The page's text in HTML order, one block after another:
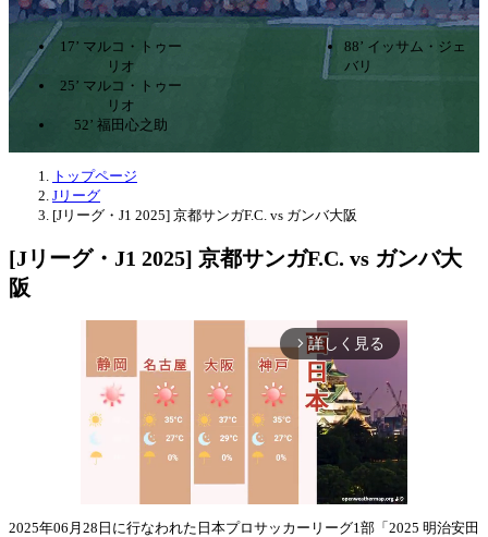
17’ マルコ・トゥー
リオ
25’ マルコ・トゥー
リオ
52’ 福田心之助
88’ イッサム・ジェ
バリ
トップページ
Jリーグ
[Jリーグ・J1 2025] 京都サンガF.C. vs ガンバ大阪
[Jリーグ・J1 2025] 京都サンガF.C. vs ガンバ大
阪
arrow_forward_ios 詳しく見る
2025年06月28日に行なわれた日本プロサッカーリーグ1部「2025 明治安田